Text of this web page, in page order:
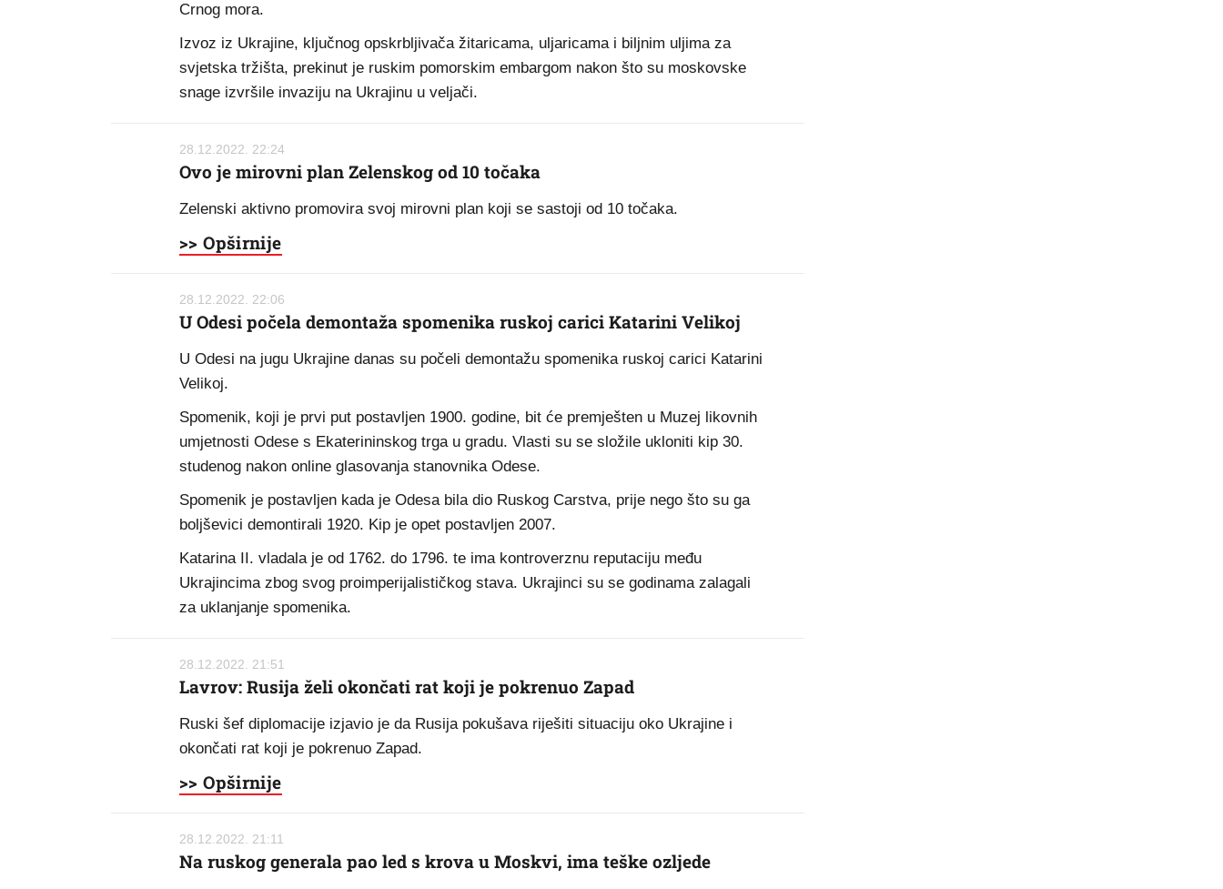
Crnog mora.
Izvoz iz Ukrajine, ključnog opskrbljivača žitaricama, uljaricama i biljnim uljima za
svjetska tržišta, prekinut je ruskim pomorskim embargom nakon što su moskovske
snage izvršile invaziju na Ukrajinu u veljači.
28.12.2022. 22:24
Ovo je mirovni plan Zelenskog od 10 točaka
Zelenski aktivno promovira svoj mirovni plan koji se sastoji od 10 točaka.
>> Opširnije
28.12.2022. 22:06
U Odesi počela demontaža spomenika ruskoj carici Katarini Velikoj
U Odesi na jugu Ukrajine danas su počeli demontažu spomenika ruskoj carici Katarini
Velikoj.
Spomenik, koji je prvi put postavljen 1900. godine, bit će premješten u Muzej likovnih
umjetnosti Odese s Ekaterininskog trga u gradu. Vlasti su se složile ukloniti kip 30.
studenog nakon online glasovanja stanovnika Odese.
Spomenik je postavljen kada je Odesa bila dio Ruskog Carstva, prije nego što su ga
boljševici demontirali 1920. Kip je opet postavljen 2007.
Katarina II. vladala je od 1762. do 1796. te ima kontroverznu reputaciju među
Ukrajincima zbog svog proimperijalističkog stava. Ukrajinci su se godinama zalagali
za uklanjanje spomenika.
28.12.2022. 21:51
Lavrov: Rusija želi okončati rat koji je pokrenuo Zapad
Ruski šef diplomacije izjavio je da Rusija pokušava riješiti situaciju oko Ukrajine i
okončati rat koji je pokrenuo Zapad.
>> Opširnije
28.12.2022. 21:11
Na ruskog generala pao led s krova u Moskvi, ima teške ozljede